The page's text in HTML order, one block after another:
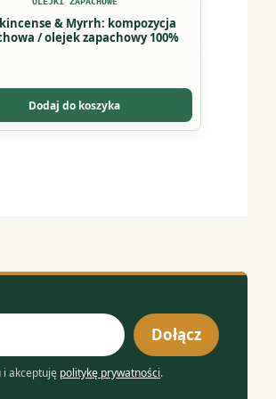
& Myrrh: kompozycja
/ olejek zapachowy 100%
Dodaj do koszyka
Dołącz
i akceptuję politykę prywatności.